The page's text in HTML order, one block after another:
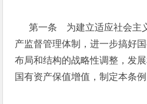
第一条 为建立适应社会主
产监督管理体制，进一步搞好
布局和结构的战略性调整，发
国有资产保值增值，制定本条例